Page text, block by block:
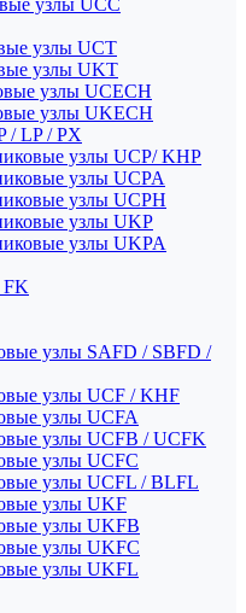
узлы UCC
узлы UCT
узлы UKT
узлы UCECH
узлы UKECH
/ LP / PX
узлы UCP/ KHP
узлы UCPA
узлы UCPH
узлы UKP
узлы UKPA
FK
узлы SAFD / SBFD /
узлы UCF / KHF
узлы UCFA
узлы UCFB / UCFK
узлы UCFC
узлы UCFL / BLFL
узлы UKF
узлы UKFB
узлы UKFC
узлы UKFL